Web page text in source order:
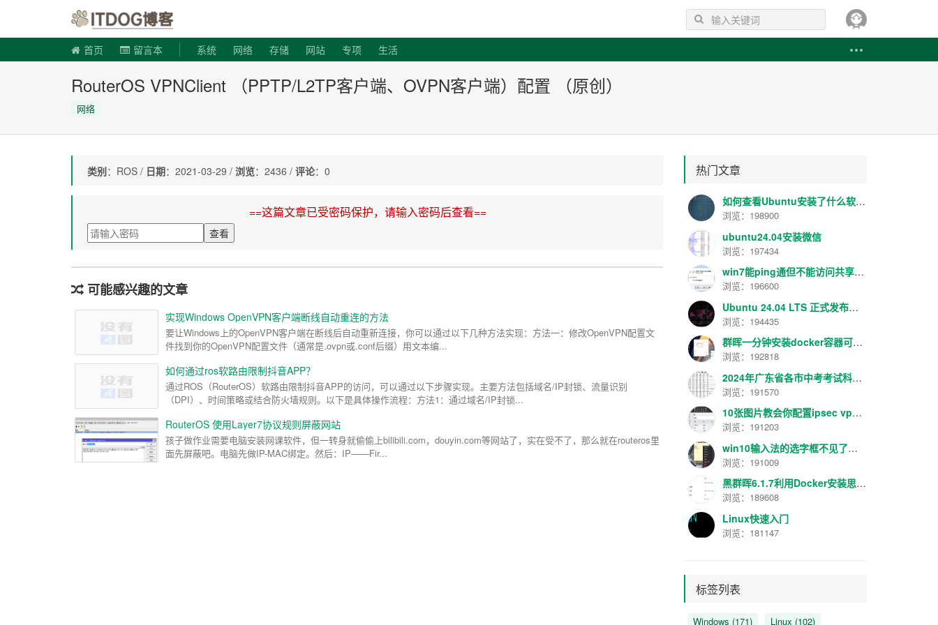
首页 留言本 系统 网络 存储 网站 专项 生活
RouterOS VPNClient （PPTP/L2TP客户端、OVPN客户端）配置 （原创）
网络
类别：ROS / 日期：2021-03-29 / 浏览：2436 / 评论：0
==这篇文章已受密码保护，请输入密码后查看==
可能感兴趣的文章
实现Windows OpenVPN客户端断线自动重连的方法
要让Windows上的OpenVPN客户端在断线后自动重新连接，你可以通过以下几种方法实现：方法一：修改OpenVPN配置文
件找到你的OpenVPN配置文件（通常是.ovpn或.conf后缀）用文本编...
如何通过ros软路由限制抖音APP？
通过ROS（RouterOS）软路由限制抖音APP的访问，可以通过以下步骤实现。主要方法包括域名/IP封锁、流量识别
（DPI）、时间策略或结合防火墙规则。以下是具体操作流程：方法1：通过域名/IP封锁...
RouterOS 使用Layer7协议规则屏蔽网站
孩子做作业需要电脑安装网课软件，但一转身就偷偷上bilibili.com，douyin.com等网站了，实在受不了，那么就在routeros里
面先屏蔽吧。电脑先做IP-MAC绑定。然后：IP——Fir...
热门文章
如何查看Ubuntu安装了什么软件 如何卸载已安装的软件
浏览：198900
ubuntu24.04安装微信
浏览：197434
win7能ping通但不能访问共享解决方法
浏览：196600
Ubuntu 24.04 LTS 正式发布！代号 “Noble Numbat”，性能提升明显
浏览：194435
群晖一分钟安装docker容器可视化管理面板工具Portainer最新汉化版V2.16.2
浏览：192818
2024年广东省各市中考考试科目分数规定
浏览：191570
10张图片教会你配置ipsec vpn【转】
浏览：191203
win10输入法的选字框不见了解决方法
浏览：191009
黑群晖6.1.7利用Docker安装思源笔记服务器
浏览：189608
Linux快速入门
浏览：181147
标签列表
Windows (171) Linux (102)